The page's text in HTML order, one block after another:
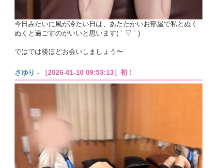
今日みたいに風が冷たい日は、あたたかいお部屋で私とぬく
ぬくと過ごすのがいいと思います( ´ ▽ ` )
ではでは後ほどお会いしましょう〜
さゆり - ［2026-01-10 09:53:13］初！